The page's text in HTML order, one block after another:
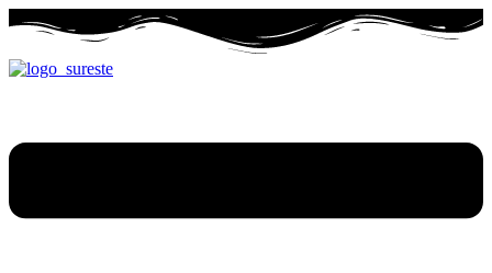
contenido